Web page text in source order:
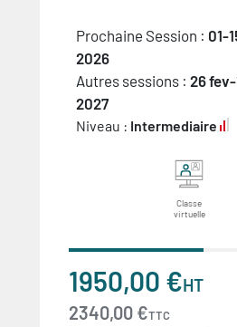
Prochaine Session : 01-
2026
Autres sessions : 26
2027
Niveau : Intermediaire
Classe
virtuelle
1950,00 €HT
2340,00 €TTC